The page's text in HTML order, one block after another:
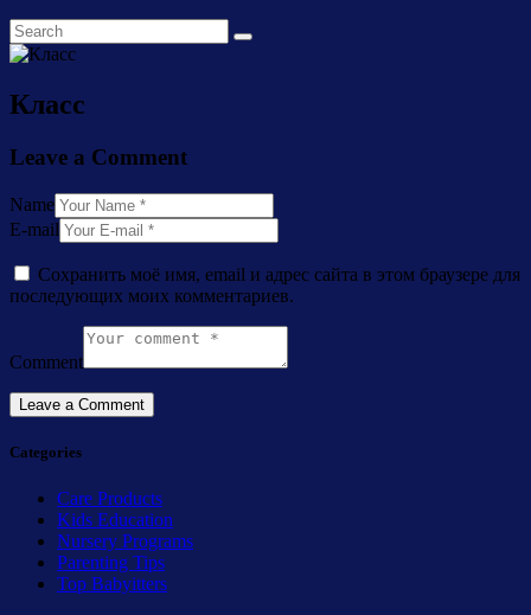
Класс
Leave a Comment
Name
E-mail
Сохранить моё имя, email и адрес сайта в этом браузере для
последующих моих комментариев.
Comment
Categories
Care Products
Kids Education
Nursery Programs
Parenting Tips
Top Babyitters